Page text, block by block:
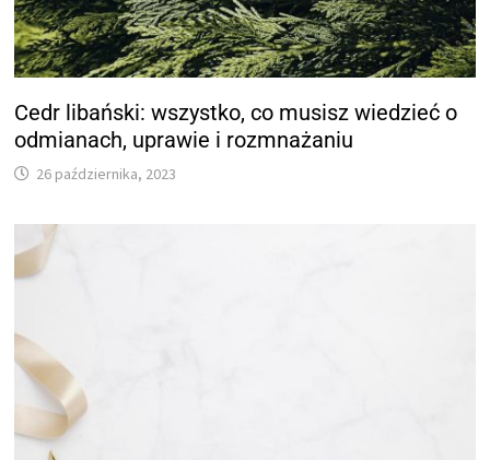
Cedr libański: wszystko, co musisz wiedzieć o
odmianach, uprawie i rozmnażaniu
26 października, 2023